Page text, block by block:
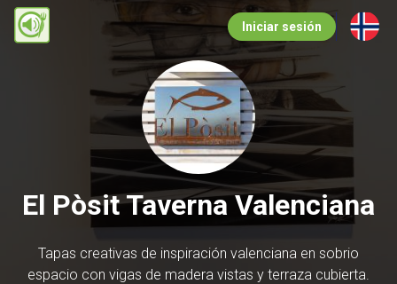
Pasar
Iniciar sesión
El Pòsit Taverna Valenciana
Tapas creativas de inspiración valenciana en sobrio
espacio con vigas de madera vistas y terraza cubierta.